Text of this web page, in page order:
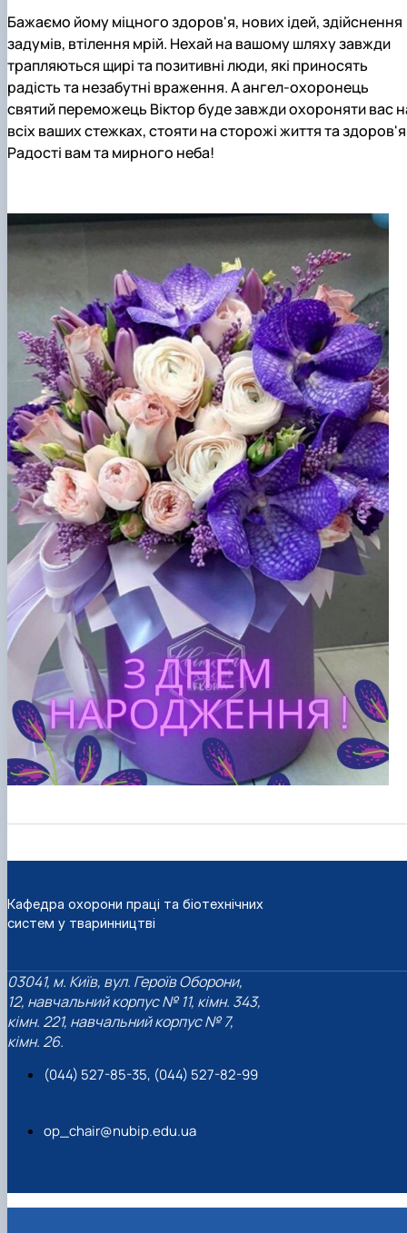
технологіях»
Бажаємо йому міцного здоров'я, нових ідей, здійснення
задумів, втілення мрій. Нехай на вашому шляху завжди
трапляються щирі та позитивні люди, які приносять
радість та незабутні враження. А ангел-охоронець
святий переможець Віктор буде завжди охороняти вас
всіх ваших стежках, стояти на сторожі життя та
Радості вам та мирного неба!
Кафедра охорони праці та біотехнічних
систем у тваринництві
03041, м. Київ, вул. Героїв Оборони,
12, навчальний корпус № 11, кімн. 343,
кімн. 221, навчальний корпус № 7,
кімн. 26.
(044) 527-85-35, (044) 527-82-99
op_chair@nubip.edu.ua